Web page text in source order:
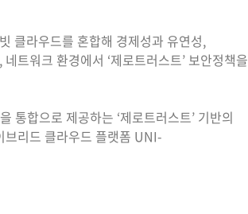
클라우드를 혼합해 경제성과 유연성,
트워크 환경에서 ‘제로트러스트’ 보안정책을
통합으로 제공하는 ‘제로트러스트’ 기반의
브리드 클라우드 플랫폼 UNI-